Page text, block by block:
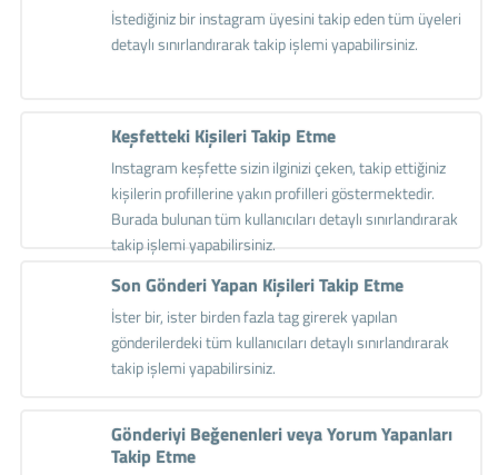
İstediğiniz bir instagram üyesini takip eden tüm üyeleri
detaylı sınırlandırarak takip işlemi yapabilirsiniz.
Keşfetteki Kişileri Takip Etme
Instagram keşfette sizin ilginizi çeken, takip ettiğiniz
kişilerin profillerine yakın profilleri göstermektedir.
Burada bulunan tüm kullanıcıları detaylı sınırlandırarak
takip işlemi yapabilirsiniz.
Son Gönderi Yapan Kişileri Takip Etme
İster bir, ister birden fazla tag girerek yapılan
gönderilerdeki tüm kullanıcıları detaylı sınırlandırarak
takip işlemi yapabilirsiniz.
Gönderiyi Beğenenleri veya Yorum Yapanları
Takip Etme